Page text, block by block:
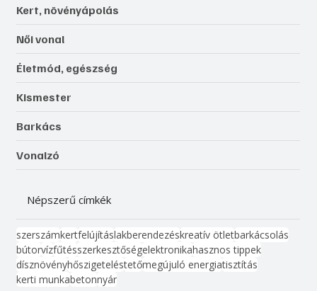
Kert, növényápolás
Női vonal
Életmód, egészség
Kismester
Barkács
Vonalzó
Népszerű címkék
szerszámkertfelújításlakberendezéskreatív ötletbarkácsolás
bútorvízfűtésszerkesztőségelektronikahasznos tippek
dísznövényhőszigeteléstetőmegújuló energiatisztítás
kerti munkabetonnyár